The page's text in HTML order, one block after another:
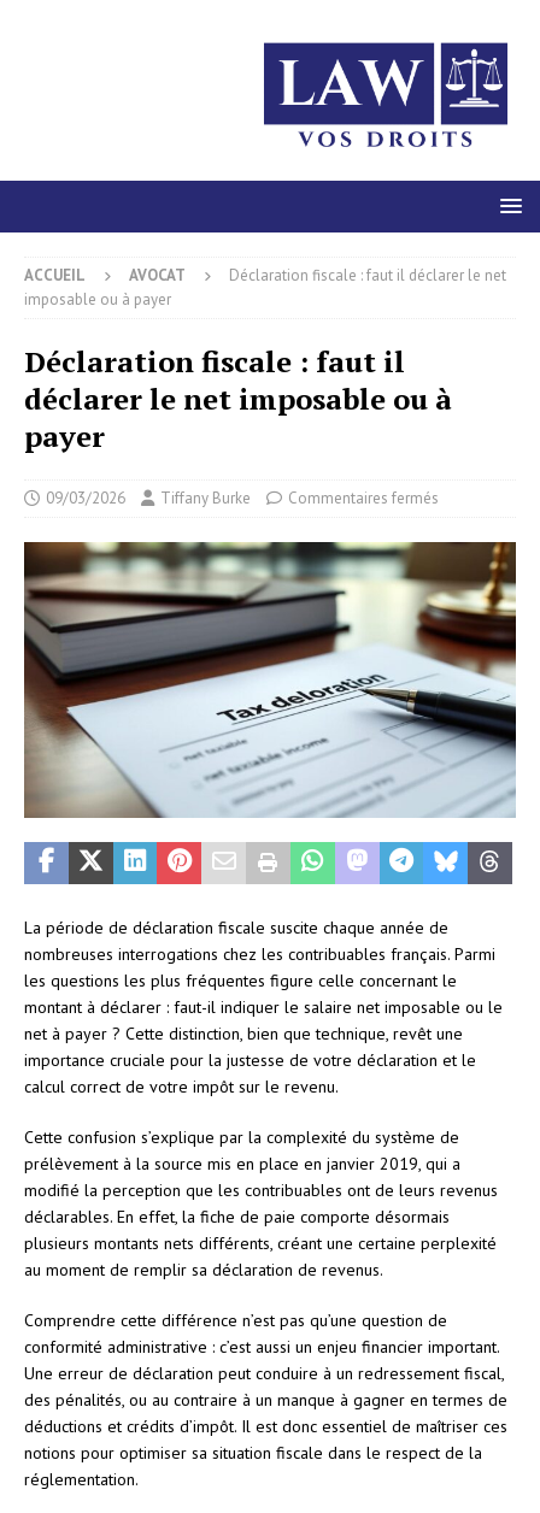
ACCUEIL AVOCAT
Déclaration fiscale : faut il déclarer le net
imposable ou à payer
Déclaration fiscale : faut il
déclarer le net imposable ou à
payer
09/03/2026 Tiffany Burke Commentaires fermés
La période de déclaration fiscale suscite chaque année de
nombreuses interrogations chez les contribuables français. Parmi
les questions les plus fréquentes figure celle concernant le
montant à déclarer : faut-il indiquer le salaire net imposable ou le
net à payer ? Cette distinction, bien que technique, revêt une
importance cruciale pour la justesse de votre déclaration et le
calcul correct de votre impôt sur le revenu.
Cette confusion s’explique par la complexité du système de
prélèvement à la source mis en place en janvier 2019, qui a
modifié la perception que les contribuables ont de leurs revenus
déclarables. En effet, la fiche de paie comporte désormais
plusieurs montants nets différents, créant une certaine perplexité
au moment de remplir sa déclaration de revenus.
Comprendre cette différence n’est pas qu’une question de
conformité administrative : c’est aussi un enjeu financier important.
Une erreur de déclaration peut conduire à un redressement fiscal,
des pénalités, ou au contraire à un manque à gagner en termes de
déductions et crédits d’impôt. Il est donc essentiel de maîtriser ces
notions pour optimiser sa situation fiscale dans le respect de la
réglementation.